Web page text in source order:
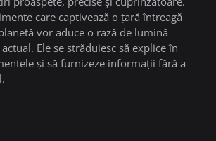
care captivează o țară întreagă
vor aduce o rază de lumină
Ele se străduiesc să explice în
și să furnizeze informații fără a